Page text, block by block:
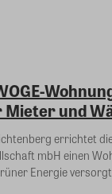
Mieter und
errichtet die
mbH einen
Energie versorgt